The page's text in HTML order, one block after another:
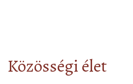
Közösségi élet